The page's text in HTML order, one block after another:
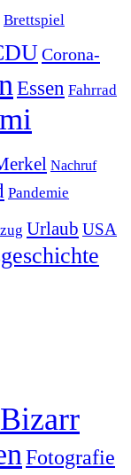
Brettspiel
Corona-
Essen Fahrrad
Nachruf
Pandemie
Urlaub USA
Bizarr
Fotografie